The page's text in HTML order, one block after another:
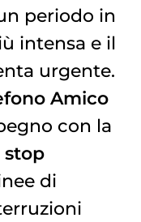
periodo in
intensa e il
urgente.
Amico
con la
stop
di